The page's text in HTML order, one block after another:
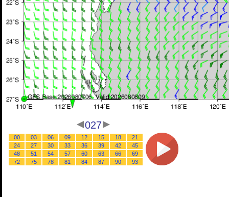
027
00 03 06 09 12 15 18
21
24
27 30 33 36 39 42
45
48
51 54 57 60 63 66
69
72
75 78 81 84 87 90 93